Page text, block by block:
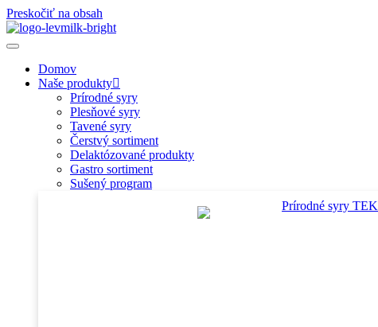
Preskočiť na obsah
Domov
Naše produkty
Prírodné syry
Plesňové syry
Tavené syry
Čerstvý sortiment
Delaktózované produkty
Gastro sortiment
Sušený program